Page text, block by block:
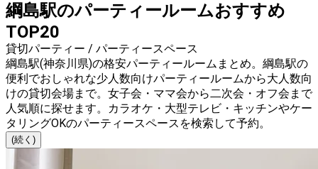
綱島駅のパーティールームおすすめ
TOP20
貸切パーティー / パーティースペース
綱島駅(神奈川県)の格安パーティールームまとめ。綱島駅の
便利でおしゃれな少人数向けパーティールームから大人数向
けの貸切会場まで。女子会・ママ会から二次会・オフ会まで
人気順に探せます。カラオケ・大型テレビ・キッチンやケー
タリングOKのパーティースペースを検索して予約。
(続く)